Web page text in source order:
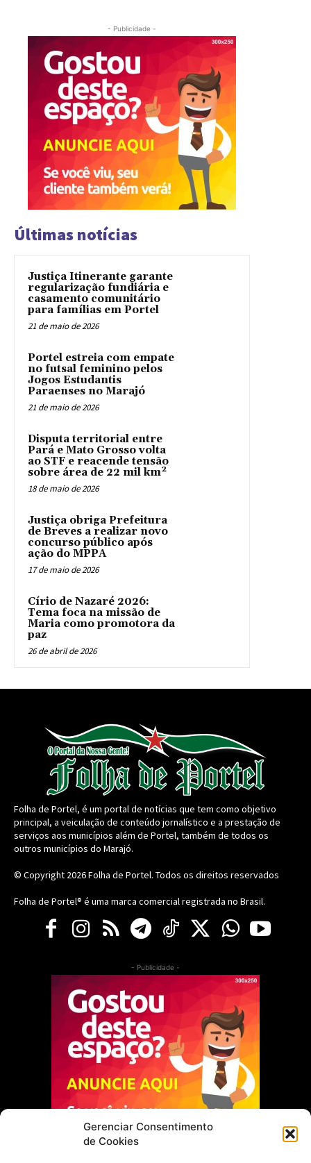
Gerenciar Consentimento
de Cookies
- Publicidade -
Últimas notícias
Justiça Itinerante garante
regularização fundiária e
casamento comunitário
para famílias em Portel
21 de maio de 2026
Portel estreia com empate
no futsal feminino pelos
Jogos Estudantis
Paraenses no Marajó
21 de maio de 2026
Disputa territorial entre
Pará e Mato Grosso volta
ao STF e reacende tensão
sobre área de 22 mil km²
18 de maio de 2026
Justiça obriga Prefeitura
de Breves a realizar novo
concurso público após
ação do MPPA
17 de maio de 2026
Círio de Nazaré 2026:
Tema foca na missão de
Maria como promotora da
paz
26 de abril de 2026
Folha de Portel, é um portal de notícias que tem como objetivo
principal, a veiculação de conteúdo jornalístico e a prestação de
serviços aos municípios além de Portel, também de todos os
outros municípios do Marajó.
© Copyright 2026Folha de Portel. Todos os direitos reservados
Folha de Portel® é uma marca comercial registrada no Brasil.
- Publicidade -